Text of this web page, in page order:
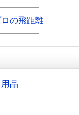
の飛距離
品